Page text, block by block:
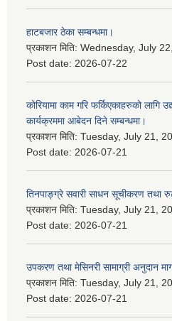
हाटबजार ठेका सम्बन्धमा।
प्रकाशन मिति: Wednesday, July
Post date: 2026-07-22
कोरियामा काम गरि फर्किएकाहरुको लागि
कार्यक्रममा आबेदन दिने सम्बन्धमा।
प्रकाशन मिति: Tuesday, July 21,
Post date: 2026-07-21
तिनपाङ्ग्रे सवारी साधन सूचीकरण तथा
प्रकाशन मिति: Tuesday, July 21,
Post date: 2026-07-21
उपकरण तथा मेसिनरी सामाग्री अनुदान
प्रकाशन मिति: Tuesday, July 21,
Post date: 2026-07-21